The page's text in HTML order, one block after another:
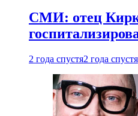
СМИ: отец
2 года спустя2 года спустя